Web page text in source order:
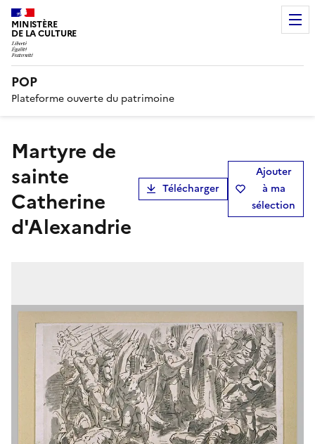
MINISTÈRE
DE LA CULTURE
POP
Plateforme ouverte du patrimoine
Martyre de
sainte
Catherine
d'Alexandrie
Télécharger
Ajouter
à ma
sélection